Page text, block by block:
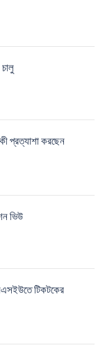
চালু
প্রত্যাশা করছেন
ভিউ
টিকটকের